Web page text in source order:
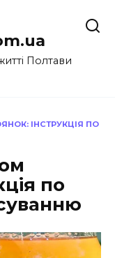
Полтави
ІНСТРУКЦІЯ ПО
по